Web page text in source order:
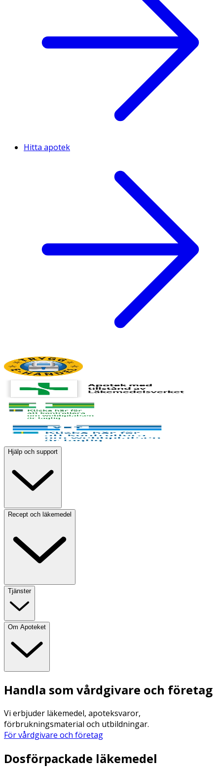
Hitta apotek
Hjälp och support
Recept och läkemedel
Tjänster
Om Apoteket
Handla som vårdgivare och företag
Vi erbjuder läkemedel, apoteksvaror,
förbrukningsmaterial och utbildningar.
För vårdgivare och företag
Dosförpackade läkemedel